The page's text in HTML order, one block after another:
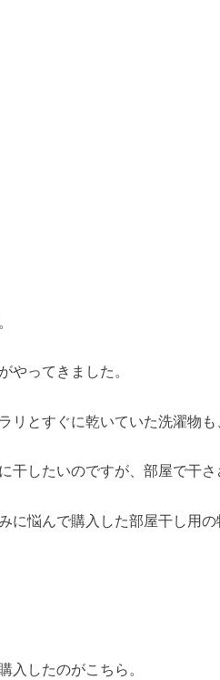
やってきました。
リとすぐに乾いていた洗濯物
干したいのですが、部屋で干
に悩んで購入した部屋干し用
入したのがこちら。